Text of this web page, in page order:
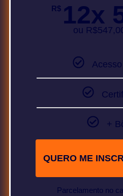
R$ 12x
ou
+
QUERO ME
Parcelamento no